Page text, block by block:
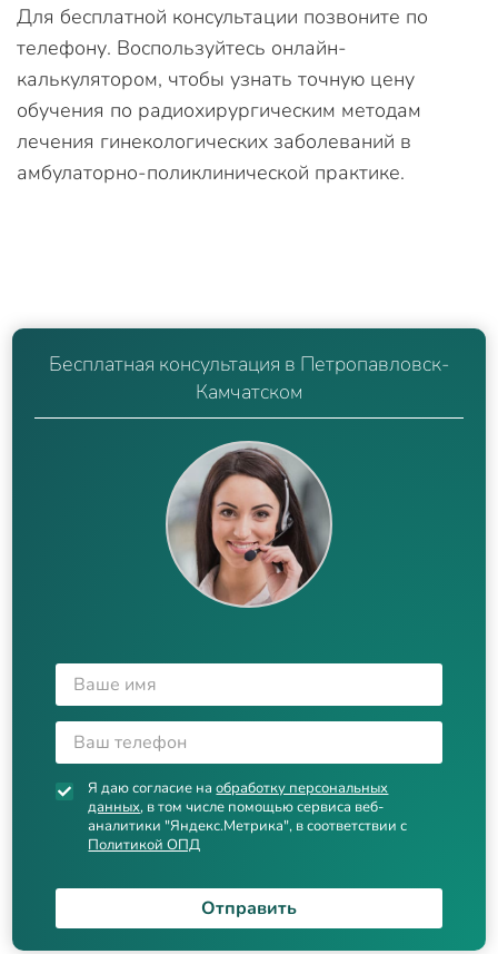
Для бесплатной консультации позвоните по
телефону. Воспользуйтесь онлайн-
калькулятором, чтобы узнать точную цену
обучения по радиохирургическим методам
лечения гинекологических заболеваний в
амбулаторно-поликлинической практике.
Бесплатная консультация в Петропавловск-
Камчатском
Я даю согласие наобработку персональных
данных, в том числе помощью сервиса веб-
аналитики "Яндекс.Метрика", в соответствии с
Политикой ОПД
Отправить